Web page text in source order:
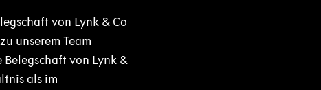
von Lynk & Co
unserem Team
von Lynk &
als im